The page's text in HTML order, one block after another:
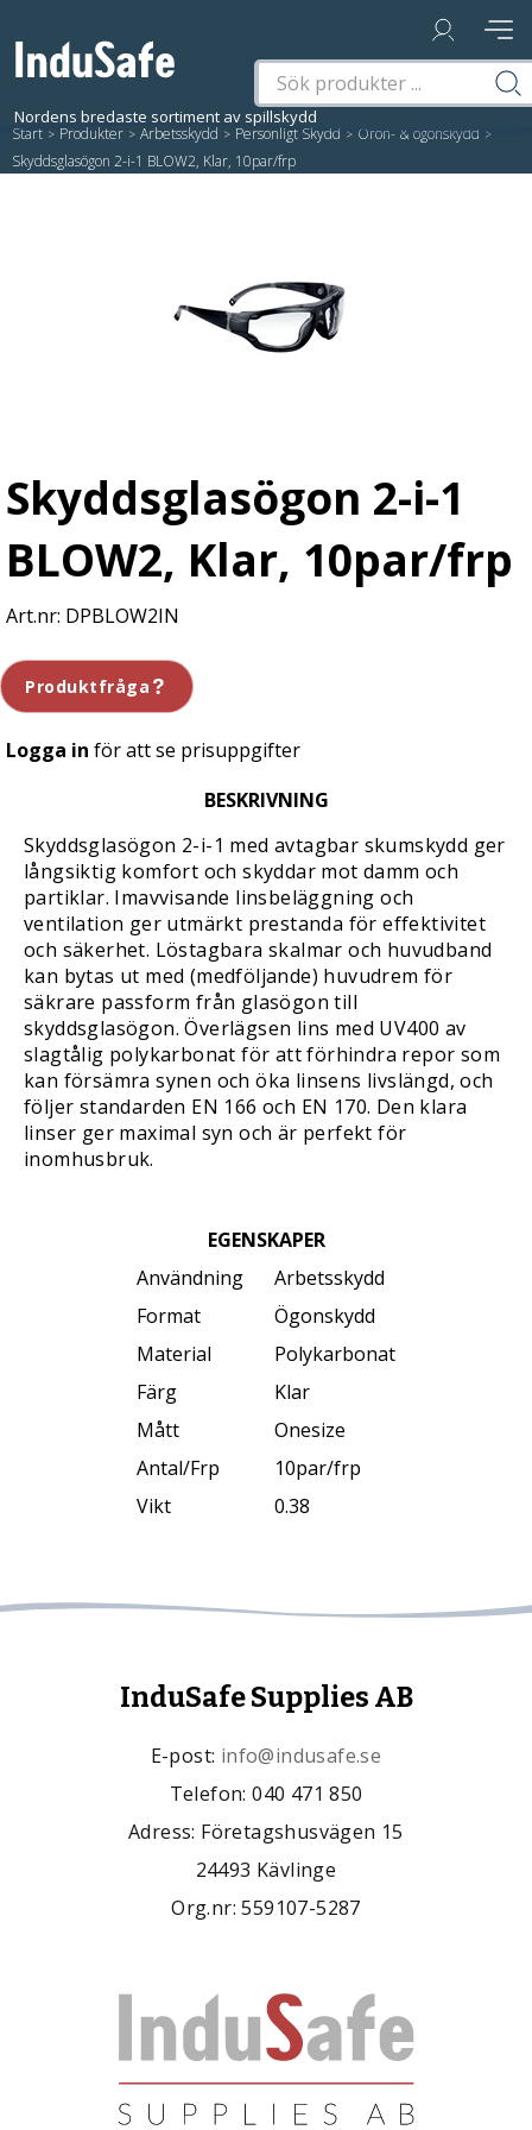
Start / Produkter / Arbetsskydd / Personligt Skydd / Öron- & ögonskydd /
Skyddsglasögon 2-i-1 BLOW2, Klar, 10par/frp
Skyddsglasögon 2-i-1
BLOW2, Klar, 10par/frp
DPBLOW2IN
Produktfråga
Logga in för att se prisuppgifter
BESKRIVNING
Skyddsglasögon 2-i-1 med avtagbar skumskydd ger
långsiktig komfort och skyddar mot damm och
partiklar. Imavvisande linsbeläggning och
ventilation ger utmärkt prestanda för effektivitet
och säkerhet. Löstagbara skalmar och huvudband
kan bytas ut med (medföljande) huvudrem för
säkrare passform från glasögon till
skyddsglasögon. Överlägsen lins med UV400 av
slagtålig polykarbonat för att förhindra repor som
kan försämra synen och öka linsens livslängd, och
följer standarden EN 166 och EN 170. Den klara
linser ger maximal syn och är perfekt för
inomhusbruk.
EGENSKAPER
Användning
Arbetsskydd
Format
Ögonskydd
Material
Polykarbonat
Färg
Klar
Mått
Onesize
Antal/Frp
10par/frp
Vikt
0.38
InduSafe Supplies AB
E-post: info@indusafe.se
Telefon: 040 471 850
Adress: Företagshusvägen 15
24493 Kävlinge
Org.nr: 559107-5287